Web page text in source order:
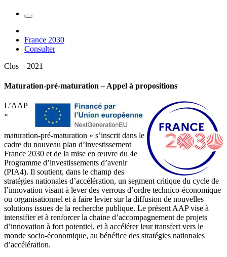
France 2030
Consulter
Clos – 2021
Maturation-pré-maturation – Appel à propositions
L’AAP
«
maturation-pré-maturation » s’inscrit dans le
cadre du nouveau plan d’investissement
France 2030 et de la mise en œuvre du 4e
Programme d’investissements d’avenir
(PIA4). Il soutient, dans le champ des
stratégies nationales d’accélération, un segment critique du cycle de
l’innovation visant à lever des verrous d’ordre technico-économique
ou organisationnel et à faire levier sur la diffusion de nouvelles
solutions issues de la recherche publique. Le présent AAP vise à
intensifier et à renforcer la chaine d’accompagnement de projets
d’innovation à fort potentiel, et à accélérer leur transfert vers le
monde socio-économique, au bénéfice des stratégies nationales
d’accélération.